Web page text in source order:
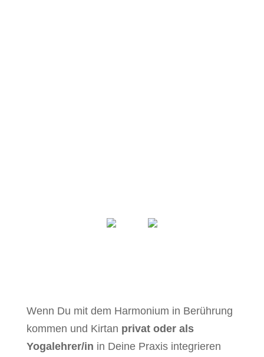
Wenn Du mit dem Harmonium in Berührung
kommen und Kirtan privat oder als
Yogalehrer/in in Deine Praxis integrieren